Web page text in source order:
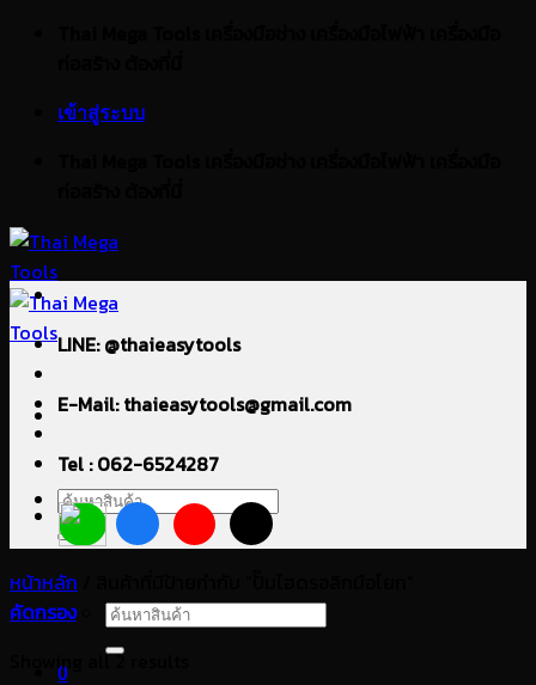
เข้าสู่ระบบ
ค้นหา:
ค้นหา:
0
LINE: @thaieasytools
E-Mail: thaieasytools@gmail.com
Tel : 062-6524287
หน้าหลัก
คัดกรอง
Showing all 2 results